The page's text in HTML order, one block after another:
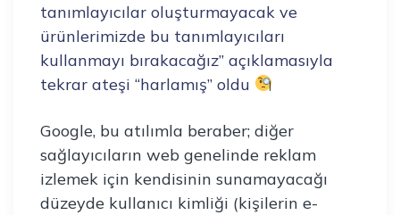
tanımlayıcılar oluşturmayacak ve
ürünlerimizde bu tanımlayıcıları
kullanmayı bırakacağız’’ açıklamasıyla
tekrar ateşi “harlamış” oldu
Google, bu atılımla beraber; diğer
sağlayıcıların web genelinde reklam
izlemek için kendisinin sunamayacağı
düzeyde kullanıcı kimliği (kişilerin e-